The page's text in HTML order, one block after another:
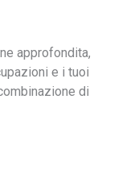
approfondita,
e i tuoi
di